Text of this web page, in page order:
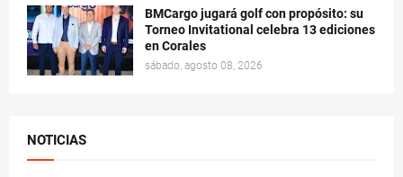
BMCargo jugará golf con propósito: su
Torneo Invitational celebra 13 ediciones
en Corales
sábado, agosto 08, 2026
NOTICIAS